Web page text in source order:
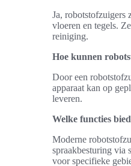
Ja, robotstofzuigers
vloeren en tegels.
reiniging.
Hoe kunnen
Door een
apparaat kan op
leveren.
Welke functies
Moderne
spraakbesturing via
voor specifieke